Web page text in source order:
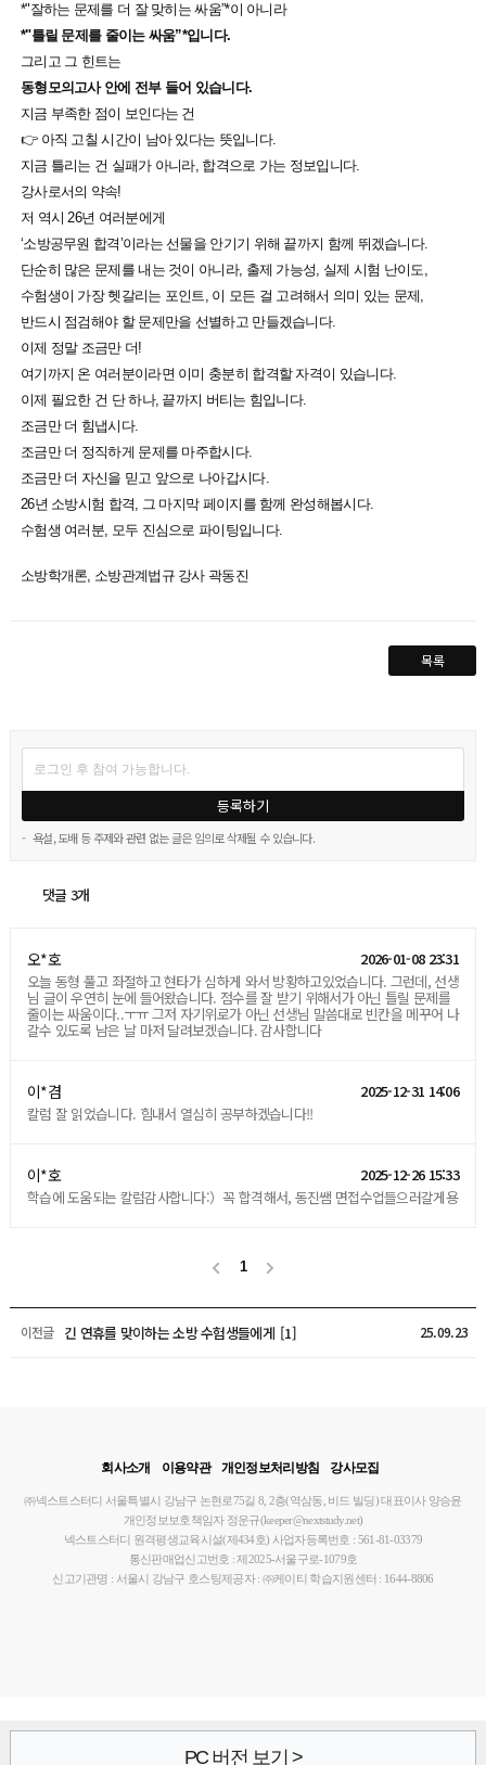
*"잘하는 문제를 더 잘 맞히는 싸움”*이 아니라
*"틀릴 문제를 줄이는 싸움”*입니다.
그리고 그 힌트는
동형모의고사 안에 전부 들어 있습니다.
지금 부족한 점이 보인다는 건
👉 아직 고칠 시간이 남아 있다는 뜻입니다.
지금 틀리는 건 실패가 아니라, 합격으로 가는 정보입니다.
강사로서의 약속!
저 역시 26년 여러분에게
‘소방공무원 합격’이라는 선물을 안기기 위해 끝까지 함께 뛰겠습니다.
단순히 많은 문제를 내는 것이 아니라, 출제 가능성, 실제 시험 난이도,
수험생이 가장 헷갈리는 포인트, 이 모든 걸 고려해서 의미 있는 문제,
반드시 점검해야 할 문제만을 선별하고 만들겠습니다.
이제 정말 조금만 더!
여기까지 온 여러분이라면 이미 충분히 합격할 자격이 있습니다.
이제 필요한 건 단 하나, 끝까지 버티는 힘입니다.
조금만 더 힘냅시다.
조금만 더 정직하게 문제를 마주합시다.
조금만 더 자신을 믿고 앞으로 나아갑시다.
26년 소방시험 합격, 그 마지막 페이지를 함께 완성해봅시다.
수험생 여러분, 모두 진심으로 파이팅입니다.
소방학개론, 소방관계법규 강사 곽동진
목록
등록하기
- 욕설, 도배 등 주제와 관련 없는 글은 임의로 삭제될 수 있습니다.
댓글 3개
오*호
오늘 동형 풀고 좌절하고 현타가 심하게 와서 방황하고있었습니다. 그런데, 선생
님 글이 우연히 눈에 들어왔습니다. 점수를 잘 받기 위해서가 아닌 틀릴 문제를
줄이는 싸움이다..ㅜㅠ 그저 자기위로가 아닌 선생님 말씀대로 빈칸을 메꾸어 나
갈수 있도록 남은 날 마저 달려보겠습니다. 감사합니다
2026-01-08 23:31
이*겸
칼럼 잘 읽었습니다. 힘내서 열심히 공부하겠습니다!!
2025-12-31 14:06
이*호
학습에 도움되는 칼럼감사합니다:）꼭 합격해서, 동진쌤 면접수업들으러갈게용
2025-12-26 15:33
1
이전글 긴 연휴를 맞이하는 소방 수험생들에게 [1] 25.09.23
회사소개 이용약관 개인정보처리방침 강사모집
㈜넥스트스터디 서울특별시 강남구 논현로75길 8, 2층(역삼동, 비드 빌딩)대표이사 양승윤
개인정보보호책임자 정운규(keeper@nextstudy.net)
넥스트스터디 원격평생교육시설(제434호) 사업자등록번호 : 561-81-03379
통신판매업신고번호 : 제2025-서울구로-1079호
신고기관명 : 서울시 강남구 호스팅제공자 : ㈜케이티 학습지원센터 : 1644-8806
PC 버전 보기 >